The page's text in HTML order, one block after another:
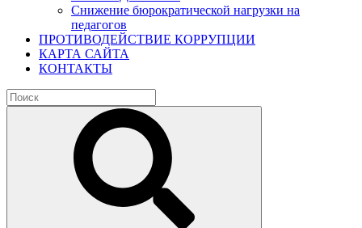
Снижение бюрократической нагрузки на
педагогов
ПРОТИВОДЕЙСТВИЕ КОРРУПЦИИ
КАРТА САЙТА
КОНТАКТЫ